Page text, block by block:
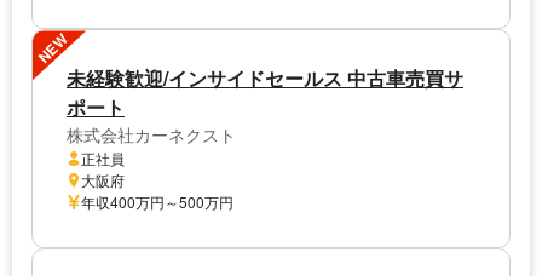
NEW
未経験歓迎/インサイドセールス 中古車売買サ
ポート
株式会社カーネクスト
正社員
大阪府
年収400万円～500万円